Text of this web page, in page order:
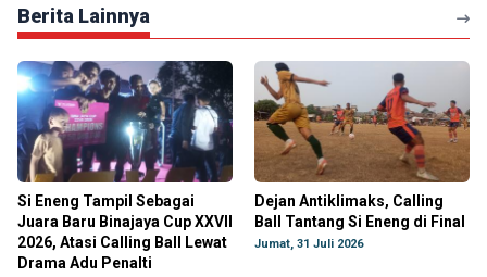
Berita Lainnya
Si Eneng Tampil Sebagai
Juara Baru Binajaya Cup XXVII
2026, Atasi Calling Ball Lewat
Drama Adu Penalti
Dejan Antiklimaks, Calling
Ball Tantang Si Eneng di Final
Jumat, 31 Juli 2026